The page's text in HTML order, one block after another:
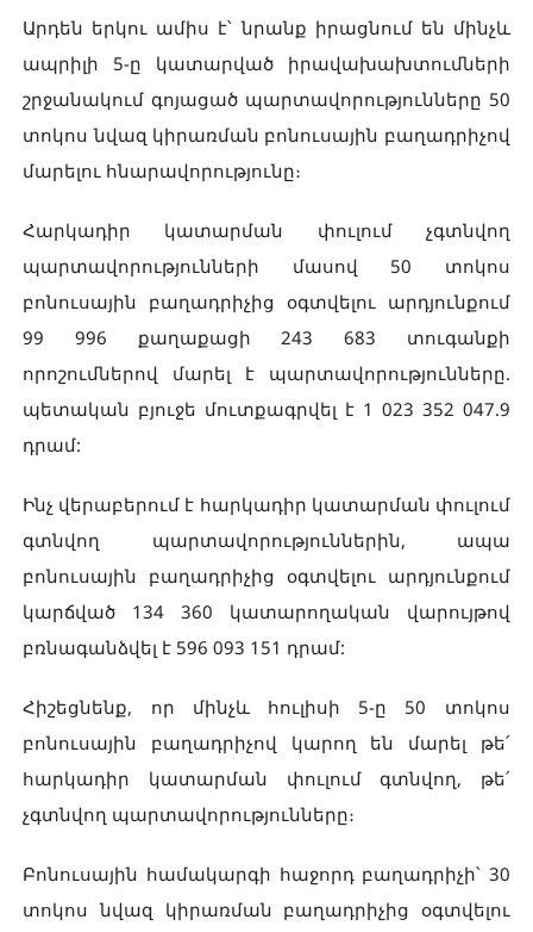
Արդեն երկու ամիս է՝ նրանք իրացնում են մինչև
ապրիլի 5-ը կատարված իրավախախտումների
շրջանակում գոյացած պարտավորությունները 50
տոկոս նվազ կիրառման բոնուսային բաղադրիչով
մարելու հնարավորությունը։
Հարկադիր կատարման փուլում չգտնվող
պարտավորությունների մասով 50 տոկոս
բոնուսային բաղադրիչից օգտվելու արդյունքում
99 996 քաղաքացի 243 683 տուգանքի
որոշումներով մարել է պարտավորությունները.
պետական բյուջե մուտքագրվել է 1 023 352 047.9
դրամ:
Ինչ վերաբերում է հարկադիր կատարման փուլում
գտնվող պարտավորություններին, ապա
բոնուսային բաղադրիչից օգտվելու արդյունքում
կարճված 134 360 կատարողական վարույթով
բռնագանձվել է 596 093 151 դրամ:
Հիշեցնենք, որ մինչև հուլիսի 5-ը 50 տոկոս
բոնուսային բաղադրիչով կարող են մարել թե՛
հարկադիր կատարման փուլում գտնվող, թե՛
չգտնվող պարտավորությունները։
Բոնուսային համակարգի հաջորդ բաղադրիչի՝ 30
տոկոս նվազ կիրառման բաղադրիչից օգտվելու